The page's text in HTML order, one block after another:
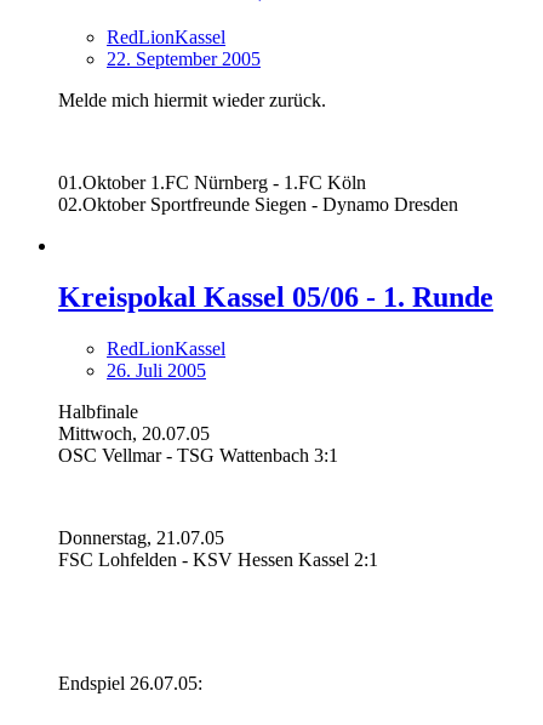
RedLionKassel
22. September 2005
Melde mich hiermit wieder zurück.
01.Oktober 1.FC Nürnberg - 1.FC Köln
02.Oktober Sportfreunde Siegen - Dynamo Dresden
Kreispokal Kassel 05/06 - 1. Runde
RedLionKassel
26. Juli 2005
Halbfinale
Mittwoch, 20.07.05
OSC Vellmar - TSG Wattenbach 3:1
Donnerstag, 21.07.05
FSC Lohfelden - KSV Hessen Kassel 2:1
Endspiel 26.07.05: